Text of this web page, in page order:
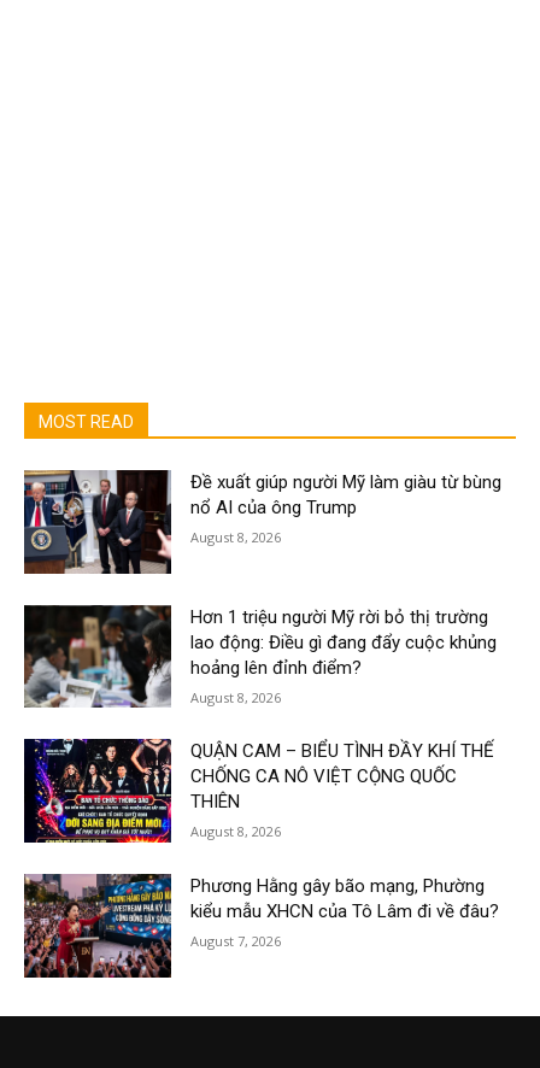
MOST READ
Đề xuất giúp người Mỹ làm giàu từ bùng
nổ AI của ông Trump
August 8, 2026
Hơn 1 triệu người Mỹ rời bỏ thị trường
lao động: Điều gì đang đẩy cuộc khủng
hoảng lên đỉnh điểm?
August 8, 2026
QUẬN CAM – BIỂU TÌNH ĐẦY KHÍ THẾ
CHỐNG CA NÔ VIỆT CỘNG QUỐC
THIÊN
August 8, 2026
Phương Hằng gây bão mạng, Phường
kiểu mẫu XHCN của Tô Lâm đi về đâu?
August 7, 2026